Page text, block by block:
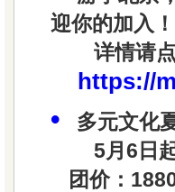
迎你的加入！
详情请
https://
•
多元文化
5月6日
团价：